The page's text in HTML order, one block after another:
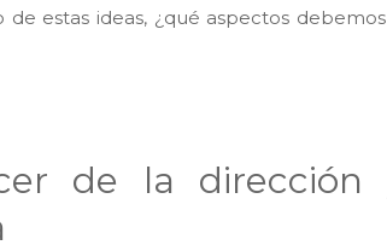
estas ideas, ¿qué aspectos
de la